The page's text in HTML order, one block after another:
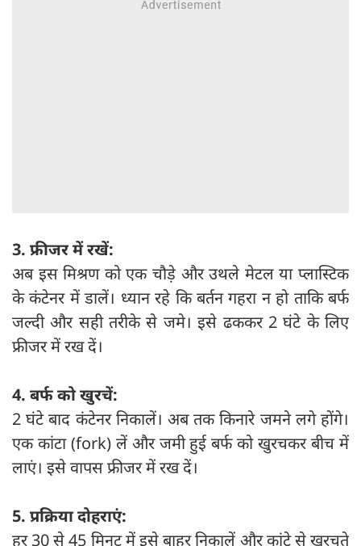
3. फ्रीजर में रखें:
अब इस मिश्रण को एक चौड़े और उथले मेटल या प्लास्टिक
के कंटेनर में डालें। ध्यान रहे कि बर्तन गहरा न हो ताकि बर्फ
जल्दी और सही तरीके से जमे। इसे ढककर 2 घंटे के लिए
फ्रीजर में रख दें।
4. बर्फ को खुरचें:
2 घंटे बाद कंटेनर निकालें। अब तक किनारे जमने लगे होंगे।
एक कांटा (fork) लें और जमी हुई बर्फ को खुरचकर बीच में
लाएं। इसे वापस फ्रीजर में रख दें।
5. प्रक्रिया दोहराएं:
हर 30 से 45 मिनट में इसे बाहर निकालें और कांटे से खुरचते